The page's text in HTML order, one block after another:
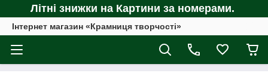
Літні знижки на Картини за номерами.
Інтернет магазин «Крамниця творчості»